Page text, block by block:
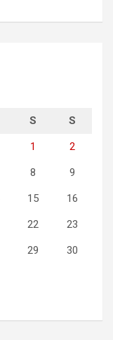
S S
1 2
8 9
15 16
22 23
29 30